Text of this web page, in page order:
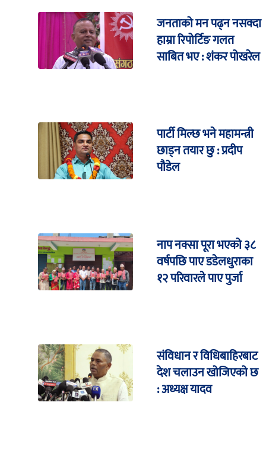
जनताको मन पढ्न नसक्दा
हाम्रा रिपोर्टिङ गलत
साबित भए : शंकर पोखरेल
पार्टी मिल्छ भने महामन्त्री
छाड्न तयार छु : प्रदीप
पौडेल
नाप नक्सा पूरा भएको ३८
वर्षपछि पाए डडेलधुराका
१२ परिवारले पाए पुर्जा
संविधान र विधिबाहिरबाट
देश चलाउन खोजिएको छ
: अध्यक्ष यादव